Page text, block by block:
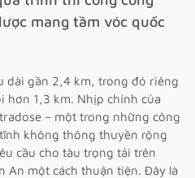
mang tầm vóc quốc
dài gần 2,4 km, trong đó riêng
hơn 1,3 km. Nhịp chính của
– một trong những công
không thông thuyền rộng
cầu cho tàu trọng tải trên
An một cách thuận tiện. Đây là